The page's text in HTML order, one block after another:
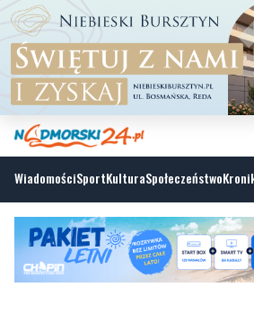
WiadomościSportKulturaSpołeczeństwo